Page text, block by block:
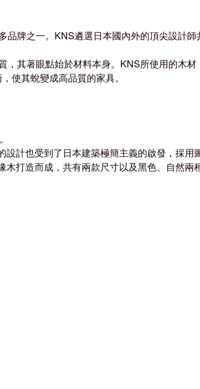
牌之一。KNS遴選日本國內外的頂尖設計
其著眼點始於材料本身。KNS所使用的木
使其蛻變成高品質的家具。
計也受到了日本建築極簡主義的啟發，採用
打造而成，共有兩款尺寸以及黑色、自然兩